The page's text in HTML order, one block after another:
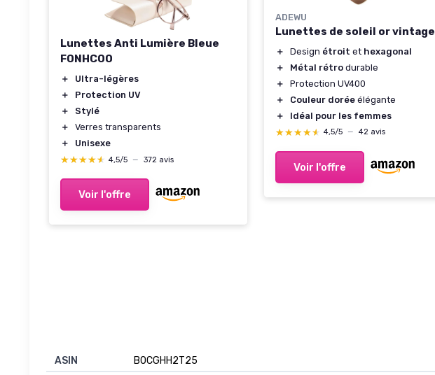
Lunettes Anti Lumière Bleue
FONHCOO
＋
Ultra-légères
＋
Protection UV
＋
Stylé
＋
Verres transparents
＋
Unisexe
★★★★★
★★★★★ 4,5/5 — 372 avis
Voir l'offre
ADEWU
Lunettes de soleil or vintage
＋ Design étroit et hexagonal
＋
Métal rétro durable
＋
Protection UV400
＋
Couleur dorée élégante
＋
Idéal pour les femmes
★★★★★
★★★★★ 4,5/5 — 42 avis
Voir l'offre
ASIN
B0CGHH2T25